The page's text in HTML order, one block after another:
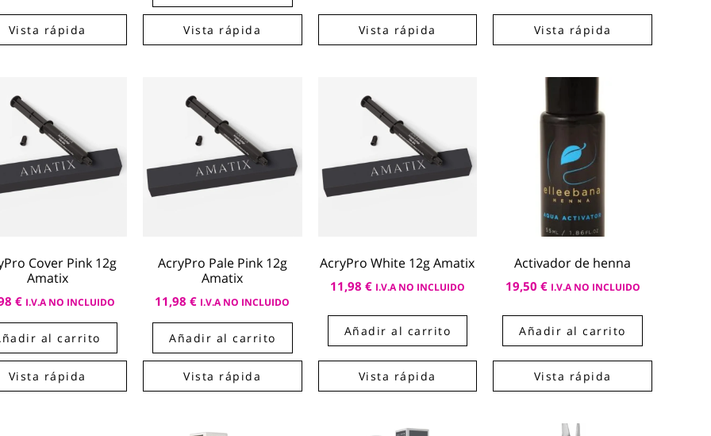
Vista rápida Vista rápida Vista rápida Vista rápida
Cover Pink 12g
Amatix
€ I.V.A NO INCLUIDO
al carrito
Vista rápida
AcryPro Pale Pink 12g
Amatix
11,98€ I.V.A NO INCLUIDO
Añadir al carrito
Vista rápida
AcryPro White 12g Amatix
11,98 € I.V.A NO INCLUIDO
Añadir al carrito
Vista rápida
Activador de henna
19,50 € I.V.A NO INCLUIDO
Añadir al carrito
Vista rápida